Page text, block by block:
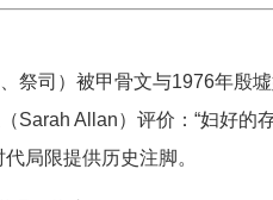
祭司）被甲骨文与1976年殷
Sarah Allan）评价：“妇好的
局限提供历史注脚。